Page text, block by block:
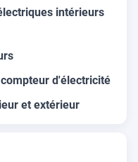
intérieurs
d'électricité
et extérieur